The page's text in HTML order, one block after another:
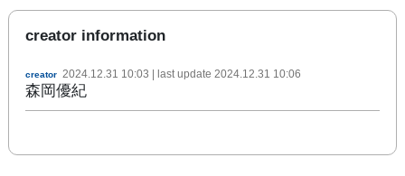
creator information
creator 2024.12.31 10:03 | last update 2024.12.31 10:06
森岡優紀